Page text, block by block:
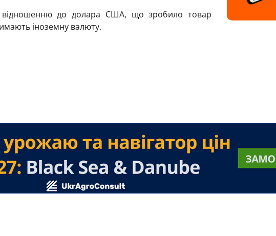
відношенню до долара США, що зробило товар
іноземну валюту.